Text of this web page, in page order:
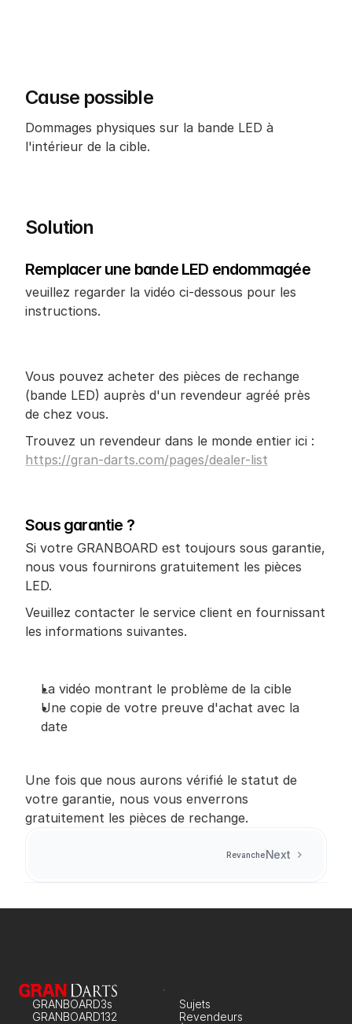
Cause possible
Dommages physiques sur la bande LED à
l'intérieur de la cible.
Solution
Remplacer une bande LED endommagée
veuillez regarder la vidéo ci-dessous pour les
instructions.
Vous pouvez acheter des pièces de rechange
(bande LED) auprès d'un revendeur agréé près
de chez vous.
https://gran-darts.com/pages/dealer-list
Sous garantie ?
Si votre GRANBOARD est toujours sous garantie,
nous vous fournirons gratuitement les pièces
LED.
Veuillez contacter le service client en fournissant
les informations suivantes.
La vidéo montrant le problème de la cible
Une copie de votre preuve d'achat avec la
date
Une fois que nous aurons vérifié le statut de
votre garantie, nous vous enverrons
gratuitement les pièces de rechange.
Next
Revanche
GRANBOARD3s
GRANBOARD132
Sujets
Revendeurs